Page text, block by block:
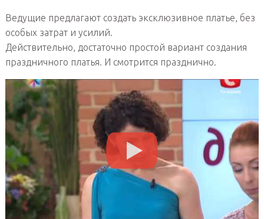
Ведущие предлагают создать эксклюзивное платье, без
особых затрат и усилий.
Действительно, достаточно простой вариант создания
праздничного платья. И смотрится празднично.